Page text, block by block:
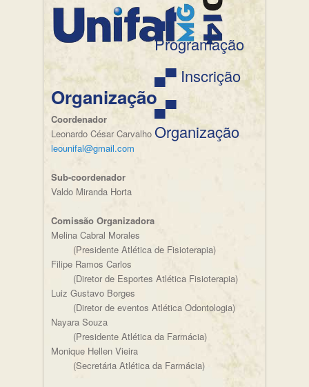
▄▀
Programação
▄▀ Inscrição
▄▀
Organização
Organização
Coordenador
Leonardo César Carvalho
leounifal@gmail.com
Sub-coordenador
Valdo Miranda Horta
Comissão Organizadora
Melina Cabral Morales
(Presidente Atlética de Fisioterapia)
Filipe Ramos Carlos
(Diretor de Esportes Atlética Fisioterapia)
Luiz Gustavo Borges
(Diretor de eventos Atlética Odontologia)
Nayara Souza
(Presidente Atlética da Farmácia)
Monique Hellen Vieira
(Secretária Atlética da Farmácia)